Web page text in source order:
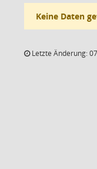
Keine Daten
Letzte Änderung: